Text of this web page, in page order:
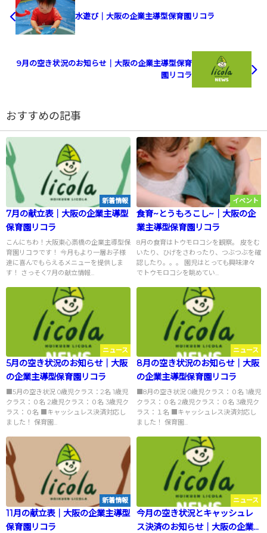
水遊び｜大阪の企業主導型保育園リコラ
9月の空き状況のお知らせ｜大阪の企業主導型保育
園リコラ
おすすめの記事
新着情報
7月の献立表｜大阪の企業主導型
保育園リコラ
こんにちわ！大阪東心斎橋の企業主導型保
育園リコラです！ 今月もより一層お子様
達に喜んでもらえるメニューを提供しま
す！ さっそく7月の献立情報...
イベント
食育~とうもろこし~｜大阪の企
業主導型保育園リコラ
8月の食育はトウモロコシを観察。 皮をむ
いたり、ひげをさわったり、つぶつぶを確
認したり。。。 園児はとっても興味津々
でトウモロコシを眺めてい...
ニュース
5月の空き状況のお知らせ｜大阪
の企業主導型保育園リコラ
■5月の空き状況 0歳児クラス：2名 1歳児
クラス：０名 2歳児クラス：０名 3歳児ク
ラス：０名 ■キャッシュレス決済対応し
ました！ 保育園...
ニュース
8月の空き状況のお知らせ｜大阪
の企業主導型保育園リコラ
■8月の空き状況 0歳児クラス：０名 1歳児
クラス：０名 2歳児クラス：０名 3歳児ク
ラス：１名 ■キャッシュレス決済対応し
ました！ 保育園...
新着情報
11月の献立表｜大阪の企業主導型
保育園リコラ
ニュース
今月の空き状況とキャッシュレ
ス決済のお知らせ｜大阪の企業